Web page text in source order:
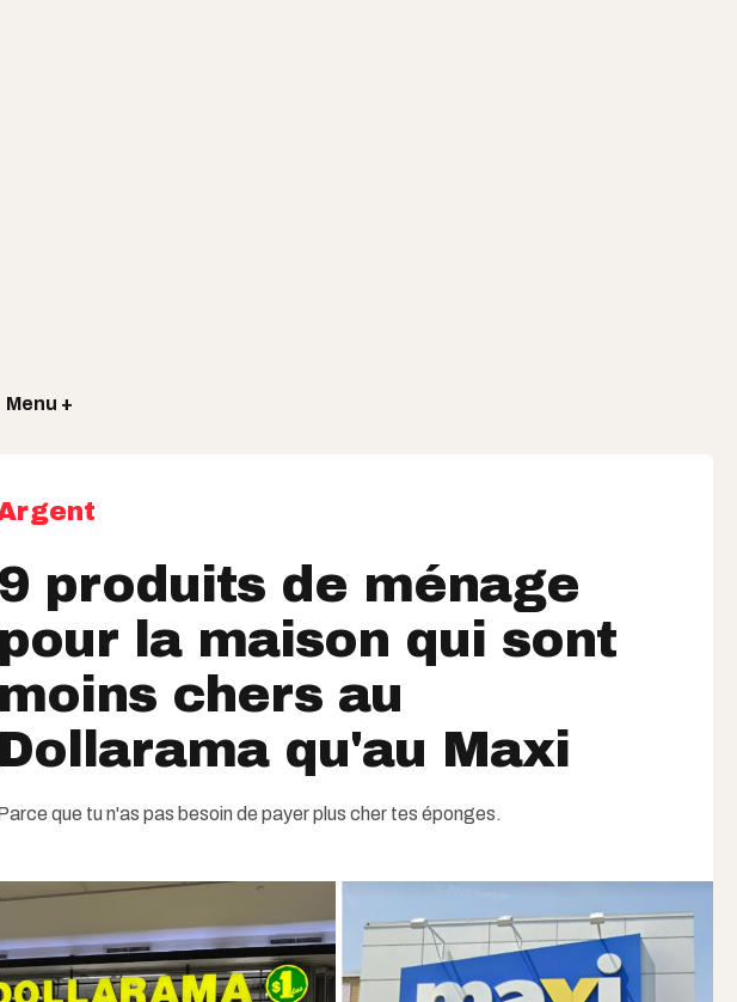
Menu +
9 produits de ménage
pour la maison qui sont
moins chers au
Dollarama qu'au Maxi
que tu n'as pas besoin de payer plus cher tes éponges.